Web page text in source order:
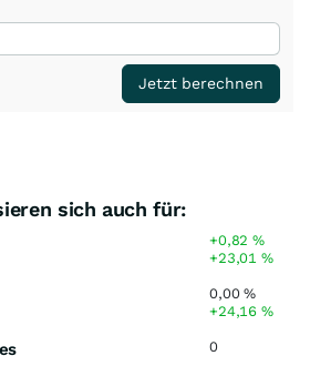
Jetzt berechnen
sich auch für:
+0,82%
+23,01%
0,00%
+24,16%
0